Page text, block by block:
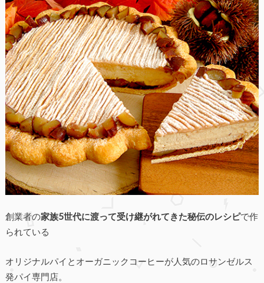
創業者の家族5世代に渡って受け継がれてきた秘伝のレシピで作
られている
オリジナルパイとオーガニックコーヒーが人気のロサンゼルス
発パイ専門店。